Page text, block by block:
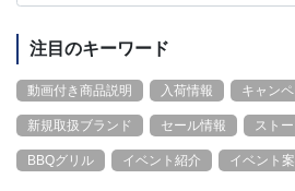
注目のキーワード
動画付き商品説明 入荷情報 キャン
新規取扱ブランド セール情報 スト
BBQグリル イベント紹介 イベント